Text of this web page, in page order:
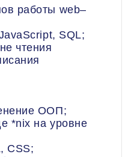
работы web–
SQL;
чтения
ООП;
*nix на уровне
CSS;